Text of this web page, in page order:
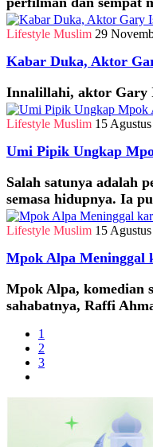
Lifestyle Muslim 29
Kabar Duka, Aktor
Innalillahi, aktor Gary
Lifestyle Muslim 15
Umi Pipik Ungkap
Salah satunya adalah
semasa hidupnya. Ia
Lifestyle Muslim 15
Mpok Alpa Meninggal
Mpok Alpa, komedian
sahabatnya, Raffi
1
2
3